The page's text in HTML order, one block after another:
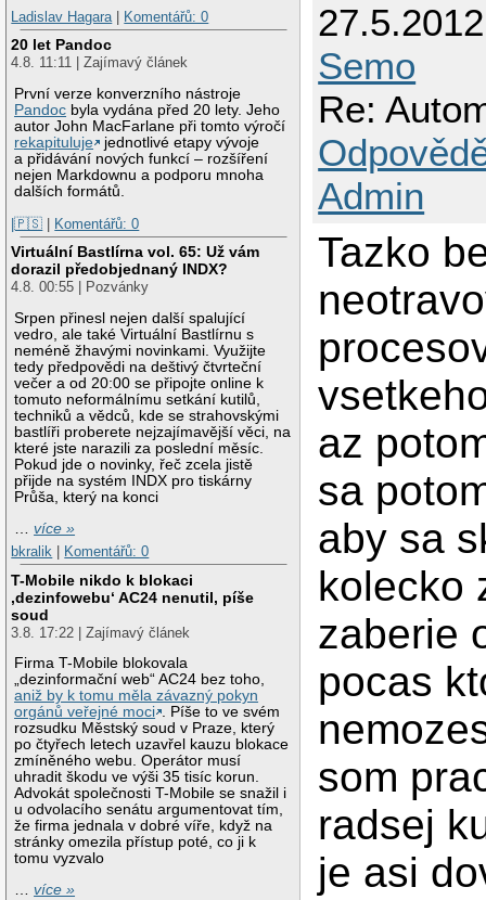
Ladislav Hagara | Komentářů: 0
20 let Pandoc
4.8. 11:11 | Zajímavý článek
První verze konverzního nástroje
Pandoc byla vydána před 20 lety. Jeho
autor John MacFarlane při tomto výročí
rekapituluje
jednotlivé etapy vývoje
a přidávání nových funkcí – rozšíření
nejen Markdownu a podporu mnoha
dalších formátů.
|🇵🇸 | Komentářů: 0
Virtuální Bastlírna vol. 65: Už vám
dorazil předobjednaný INDX?
4.8. 00:55 | Pozvánky
Srpen přinesl nejen další spalující
vedro, ale také Virtuální Bastlírnu s
neméně žhavými novinkami. Využijte
tedy předpovědi na deštivý čtvrteční
večer a od 20:00 se připojte online k
tomuto neformálnímu setkání kutilů,
techniků a vědců, kde se strahovskými
bastlíři proberete nejzajímavější věci, na
které jste narazili za poslední měsíc.
Pokud jde o novinky, řeč zcela jistě
přijde na systém INDX pro tiskárny
Průša, který na konci
…více »
bkralik
Komentářů: 0
T-Mobile nikdo k blokaci
‚dezinfowebu‘ AC24 nenutil, píše
soud
3.8. 17:22 | Zajímavý článek
Firma T-Mobile blokovala
„dezinformační web“ AC24 bez toho,
aniž by k tomu měla závazný pokyn
orgánů veřejné moci . Píše to ve svém
rozsudku Městský soud v Praze, který
po čtyřech letech uzavřel kauzu blokace
zmíněného webu. Operátor musí
uhradit škodu ve výši 35 tisíc korun.
Advokát společnosti T-Mobile se snažil i
u odvolacího senátu argumentovat tím,
že firma jednala v dobré víře, když na
stránky omezila přístup poté, co ji k
tomu vyzvalo
…více »
Semo
Re:
Admin
Tazko
az
sa
aby sa
kolecko
zaberie
pocas
som
radsej
je asi